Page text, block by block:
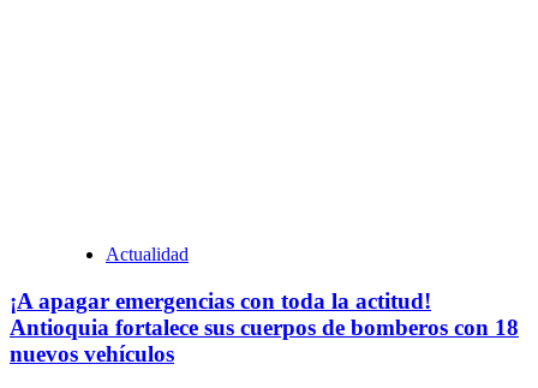
Actualidad
¡A apagar emergencias con toda la actitud!
Antioquia fortalece sus cuerpos de bomberos con 18
nuevos vehículos